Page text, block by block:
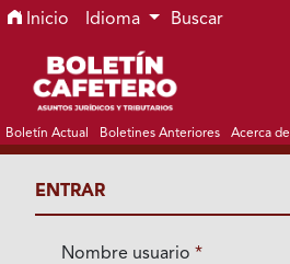
Ir al menú de navegación principal
Ir al contenido principal
Ir al pie de página del sitio
Inicio Idioma Buscar
Boletín Actual Boletines Anteriores Acerca de
ENTRAR
Nombre usuario*